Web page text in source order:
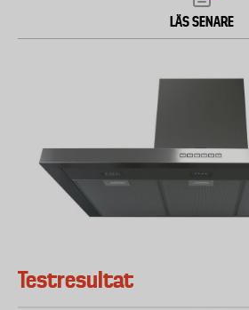
LÄS SENARE
Testresultat